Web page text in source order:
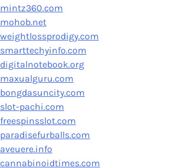
mintz360.com
mohob.net
weightlossprodigy.com
smarttechyinfo.com
digitalnotebook.org
maxualguru.com
bongdasuncity.com
slot-pachi.com
freespinsslot.com
paradisefurballs.com
aveuere.info
cannabinoidtimes.com